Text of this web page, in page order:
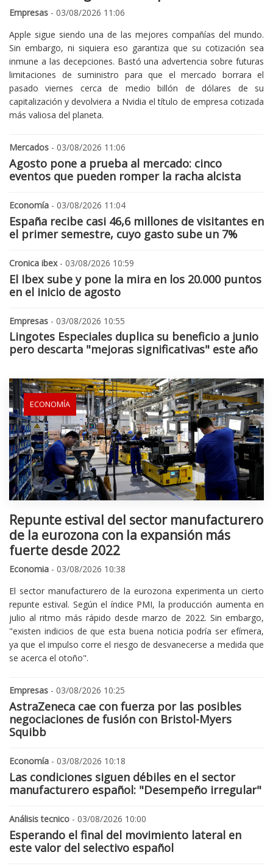
Empresas - 03/08/2026 11:06
Apple sigue siendo una de las mejores compañías del mundo.
Sin embargo, ni siquiera eso garantiza que su cotización sea
inmune a las decepciones. Bastó una advertencia sobre futuras
limitaciones de suministro para que el mercado borrara el
pasado viernes cerca de medio billón de dólares de su
capitalización y devolviera a Nvidia el título de empresa cotizada
más valiosa del planeta.
Mercados - 03/08/2026 11:06
Agosto pone a prueba al mercado: cinco
eventos que pueden romper la racha alcista
Economía - 03/08/2026 11:04
España recibe casi 46,6 millones de visitantes en
el primer semestre, cuyo gasto sube un 7%
Cronica ibex- 03/08/2026 10:59
El Ibex sube y pone la mira en los 20.000 puntos
en el inicio de agosto
Empresas - 03/08/2026 10:55
Lingotes Especiales duplica su beneficio a junio
pero descarta "mejoras significativas" este año
ECONOMÍA
Repunte estival del sector manufacturero
de la eurozona con la expansión más
fuerte desde 2022
Economia - 03/08/2026 10:38
El sector manufacturero de la eurozona experimenta un cierto
repunte estival. Según el índice PMI, la producción aumenta en
julio al ritmo más rápido desde marzo de 2022. Sin embargo,
"existen indicios de que esta buena noticia podría ser efímera,
ya que el impulso corre el riesgo de desvanecerse a medida que
se acerca el otoño".
Empresas - 03/08/2026 10:25
AstraZeneca cae con fuerza por las posibles
negociaciones de fusión con Bristol-Myers
Squibb
Economía - 03/08/2026 10:18
Las condiciones siguen débiles en el sector
manufacturero español: "Desempeño irregular"
Análisis tecnico - 03/08/2026 10:00
Esperando el final del movimiento lateral en
este valor del selectivo español